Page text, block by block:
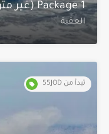
Package 1 (غير متوفر)
العقية
تبدأ من 55JOD